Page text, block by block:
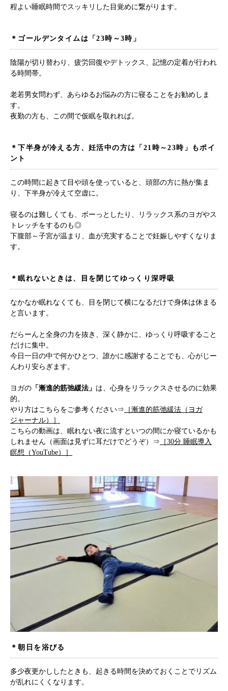
程よい睡眠時間でスッキリした目覚めに繋がります。
＊ゴールデンタイムは「23時～3時」
陰陽が切り替わり、疲労回復やデトックス、記憶の定着が行われ
る時間帯。
老若男女問わず、あらゆるお悩みの方に寝ることをお勧めしま
す。
夜勤の方も、この間で仮眠を取れれば。
＊下半身が冷える方、妊活中の方は「21時～23時」もポイ
ント
この時間に起きて目や頭を使っていると、頭部の方に熱が集ま
り、下半身が冷えて空虚に。
寝るのは難しくても、ボーっとしたり、リラックス系のヨガやス
トレッチをするのも◎
下腹部～子宮が温まり、血が充実することで妊娠しやすくなりま
す。
＊眠れないときは、目を閉じてゆっくり深呼吸
なかなか眠れなくても、目を閉じて横になるだけで身体は休まる
と言います。
だらーんと全身の力を抜き、深く静かに、ゆっくり呼吸すること
だけに集中。
今日一日の中で何かひとつ、誰かに感謝することでも、心がじー
んわり安らぎます。
ヨガの 「漸進的筋弛緩法」 は、心身をリラックスさせるのに効果
的。
やり方はこちらをご参考ください⇒ ［漸進的筋弛緩法（ヨガ
ジャーナル）］
こちらの動画は、眠れない夜に流すといつの間にか寝ているかも
しれません（画面は見ずに耳だけでどうぞ）⇒ ［30分 睡眠導入
瞑想（YouTube）］
＊朝日を浴びる
多少夜更かししたときも、起きる時間を決めておくことでリズム
が乱れにくくなります。